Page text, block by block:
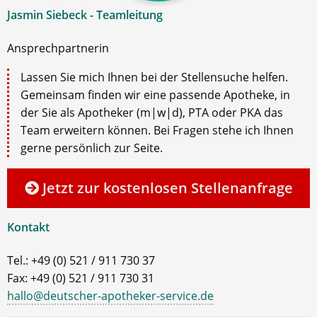
Jasmin Siebeck - Teamleitung
Ansprechpartnerin
Lassen Sie mich Ihnen bei der Stellensuche helfen.
Gemeinsam finden wir eine passende Apotheke, in
der Sie als Apotheker (m|w|d), PTA oder PKA das
Team erweitern können. Bei Fragen stehe ich Ihnen
gerne persönlich zur Seite.
Jetzt zur kostenlosen Stellenanfrage
Kontakt
Tel.: +49 (0) 521 / 911 730 37
Fax: +49 (0) 521 / 911 730 31
hallo@deutscher-apotheker-service.de